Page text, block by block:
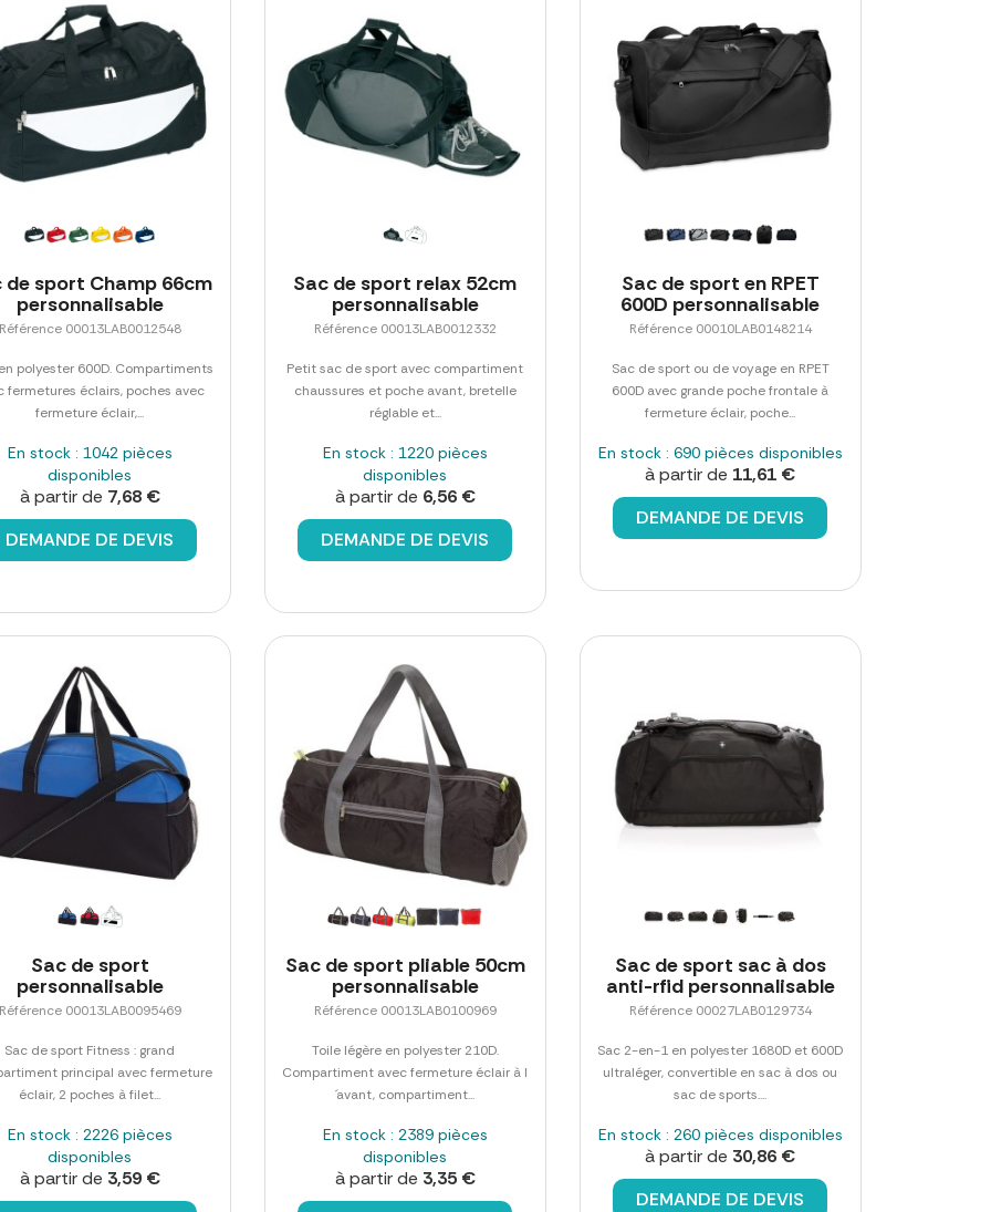
de sport Champ 66cm
personnalisable
00013LAB0012548
polyester 600D. Compartiments
fermetures éclairs, poches avec
fermeture éclair,...
En stock : 1042 pièces
disponibles
à partir de 7,68 €
DEMANDE DE DEVIS
Sac de sport relax 52cm
personnalisable
Référence 00013LAB0012332
Petit sac de sport avec compartiment
chaussures et poche avant, bretelle
réglable et...
En stock : 1220 pièces
disponibles
à partir de 6,56 €
DEMANDE DE DEVIS
Sac de sport en RPET
600D personnalisable
Référence 00010LAB0148214
Sac de sport ou de voyage en RPET
600D avec grande poche frontale à
fermeture éclair, poche...
En stock : 690 pièces disponibles
à partir de 11,61 €
DEMANDE DE DEVIS
Sac de sport
personnalisable
00013LAB0095469
Sac de sport Fitness : grand
principal avec fermeture
éclair, 2 poches à filet...
En stock : 2226 pièces
disponibles
à partir de 3,59 €
Sac de sport pliable 50cm
personnalisable
Référence 00013LAB0100969
Toile légère en polyester 210D.
Compartiment avec fermeture éclair à l
´avant, compartiment...
En stock : 2389 pièces
disponibles
à partir de 3,35 €
Sac de sport sac à dos
anti-rfid personnalisable
Référence 00027LAB0129734
Sac 2-en-1 en polyester 1680D et 600D
ultraléger, convertible en sac à dos ou
sac de sports....
En stock : 260 pièces disponibles
à partir de 30,86 €
DEMANDE DE DEVIS